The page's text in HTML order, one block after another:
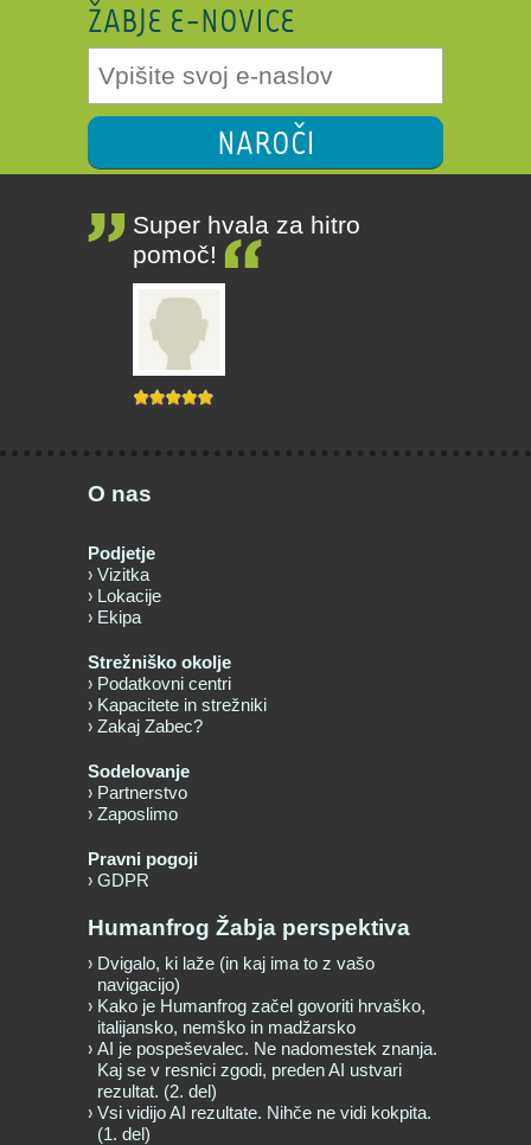
ŽABJE E-NOVICE
NAROČI
Super hvala za hitro
pomoč!
O nas
Podjetje
Vizitka
Lokacije
Ekipa
Strežniško okolje
Podatkovni centri
Kapacitete in strežniki
Zakaj Zabec?
Sodelovanje
Partnerstvo
Zaposlimo
Pravni pogoji
GDPR
Humanfrog Žabja perspektiva
Dvigalo, ki laže (in kaj ima to z vašo
navigacijo)
Kako je Humanfrog začel govoriti hrvaško,
italijansko, nemško in madžarsko
AI je pospeševalec. Ne nadomestek znanja.
Kaj se v resnici zgodi, preden AI ustvari
rezultat. (2. del)
Vsi vidijo AI rezultate. Nihče ne vidi kokpita.
(1. del)